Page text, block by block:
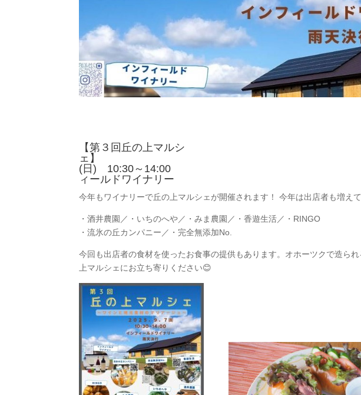
【第３回丘の上マルシ
ェ】 日時
(日) 10:30～14:00
ィールドワイナリ
今年もワイナリーで丘の上マルシェが開催されます！ 今年は出店者も増え
・酒井農園／・いちのへや／・みま農園／・香遊生活／・RINGO
・流氷の丘カンパニー／・完全無添加No.
今回も出店者の食材を使ったお食事の提供もあります。オホーツクで造ら
上マルシェにお立ち寄りください😊